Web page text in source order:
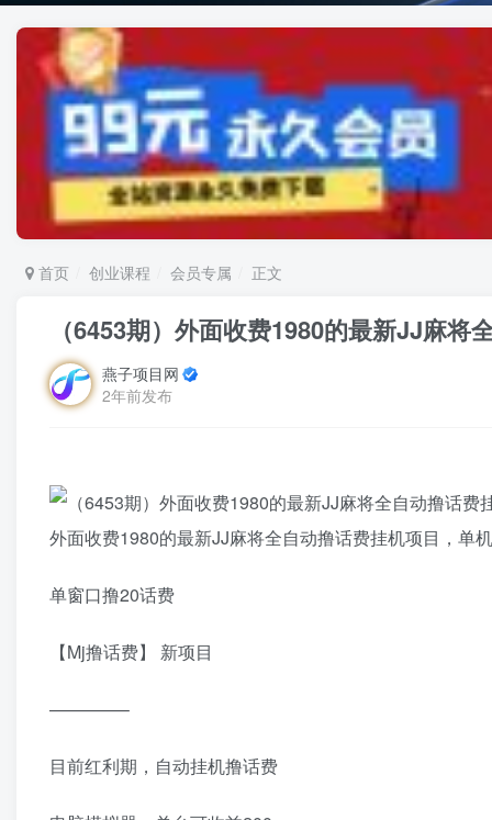
首页 创业课程 会员专属 正文
（6453期）外面收费1980的最新JJ麻
燕子项目网
2年前发布
外面收费1980的最新JJ麻将全自动撸话费挂机项目，单
单窗口撸20话费
【Mj撸话费】 新项目
————–
目前红利期，自动挂机撸话费